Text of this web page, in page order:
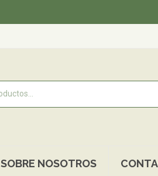
SOBRE NOSOTROS